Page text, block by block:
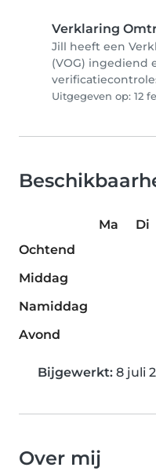
Verklaring
Jill heeft een
(VOG) ingediend
Uitgegeven op: 12
Ma Di
Ochtend
Middag
Namiddag
Avond
Bijgewerkt: 8 juli
Over mij